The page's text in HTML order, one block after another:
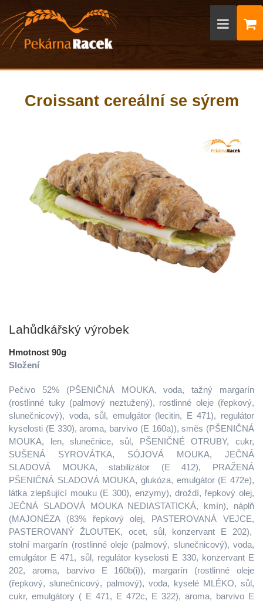
Croissant cereální se sýrem
Lahůdkářský výrobek
Hmotnost 90g
Složení
Pečivo 52% (PŠENIČNÁ MOUKA, voda, tažný margarín
(rostlinné tuky (palmový neztužený), rostlinné oleje (řepkový,
slunečnicový), voda, sůl, emulgátor (lecitin, E 471), regulátor
kyselosti (E 330), aroma, barvivo (E 160a)), směs (PŠENIČNÁ
MOUKA, len, slunečnice, sůl, PŠENIČNÉ OTRUBY, cukr,
SUŠENÁ SYROVÁTKA, SÓJOVÁ MOUKA, JEČNÁ
SLADOVÁ MOUKA, stabilizátor (E 412), PRAŽENÁ
PŠENIČNÁ SLADOVÁ MOUKA, glukóza, emulgátor (E 472e),
látka zlepšující mouku (E 300), enzymy), droždí, řepkový olej,
JEČNÁ SLADOVÁ MOUKA NEDIASTATICKÁ, kmín), náplň
(MAJONÉZA (83% řepkový olej, PASTEROVANÁ VEJCE,
PASTEROVANÝ ŽLOUTEK, ocet, sůl, konzervant E 202),
stolní margarín (rostlinné oleje (palmový, slunečnicový), voda,
emulgátor E 471, sůl, regulátor kyselosti E 330, konzervant E
202, aroma, barvivo E 160b(i)), margarín (rostlinné oleje
(řepkový, slunečnicový, palmový), voda, kyselé MLÉKO, sůl,
cukr, emulgátory ( E 471, E 472c, E 322), aroma, barvivo E